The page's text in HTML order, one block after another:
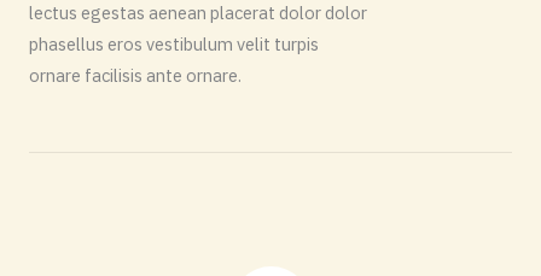
lectus egestas aenean placerat dolor dolor
phasellus eros vestibulum velit turpis
ornare facilisis ante ornare.